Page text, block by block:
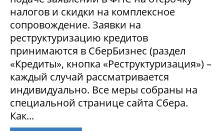
налогов и скидки на комплексное
сопровождение. Заявки на
реструктуризацию кредитов
принимаются в СберБизнес (раздел
«Кредиты», кнопка «Реструктуризация») –
каждый случай рассматривается
индивидуально. Все меры собраны на
специальной странице сайта Сбера.
Как...